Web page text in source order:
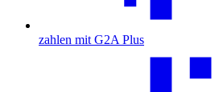
zahlen mit G2A Plus